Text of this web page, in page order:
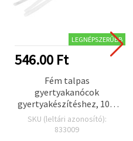
LEGNÉPSZERŰBB
546.00 Ft
Fém talpas
gyertyakanócok
gyertyakészítéshez, 10 ×
0,4 cm, 10 db-os csomag
SKU (leltári azonosító):
833009